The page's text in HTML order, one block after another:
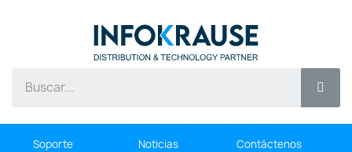
Soporte Noticias Contáctenos